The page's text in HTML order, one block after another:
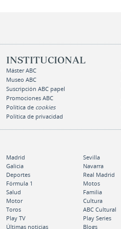
INSTITUCIONAL
Máster ABC
Museo ABC
Suscripción ABC papel
Promociones ABC
Política de cookies
Política de privacidad
Madrid Sevilla
Galicia Navarra
Deportes Real Madrid
Fórmula 1 Motos
Salud Familia
Motor Cultura
Toros ABC Cultural
Play TV Play Series
Últimas noticias Blogs